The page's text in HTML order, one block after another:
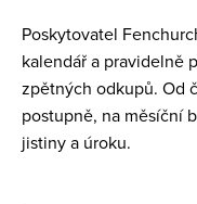
Poskytovatel
kalendář a pravidelně
zpětných odkupů. Od
postupně, na měsíční
jistiny a úroku.